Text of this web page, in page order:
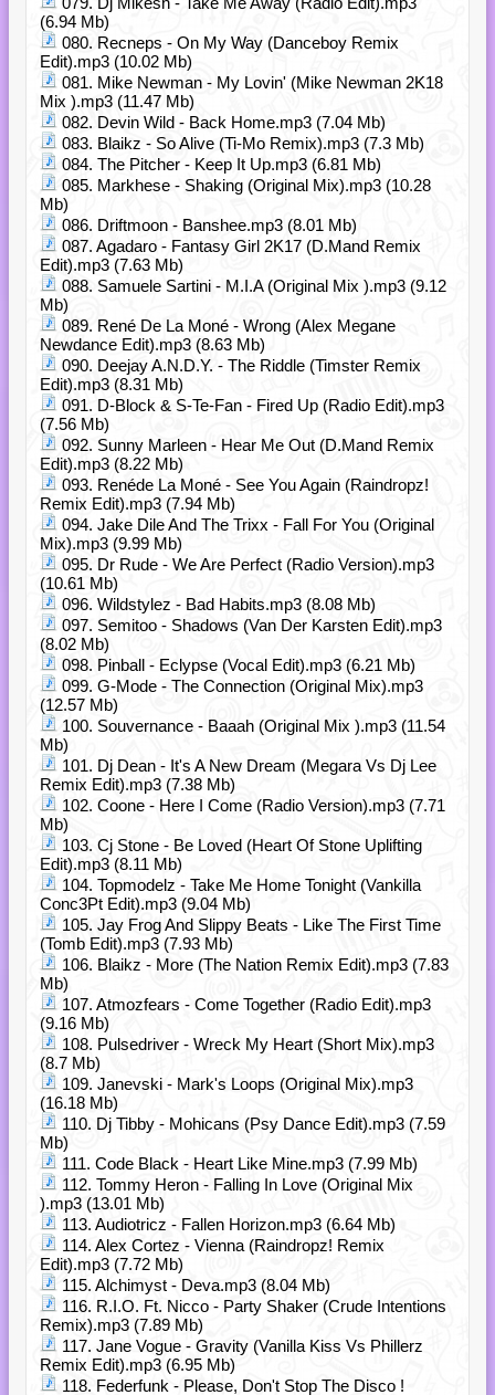
(6.94 Mb)
080. Recneps - On My Way (Danceboy Remix
Edit).mp3 (10.02 Mb)
081. Mike Newman - My Lovin' (Mike Newman 2K18
Mix ).mp3 (11.47 Mb)
082. Devin Wild - Back Home.mp3 (7.04 Mb)
083. Blaikz - So Alive (Ti-Mo Remix).mp3 (7.3 Mb)
084. The Pitcher - Keep It Up.mp3 (6.81 Mb)
085. Markhese - Shaking (Original Mix).mp3 (10.28
Mb)
086. Driftmoon - Banshee.mp3 (8.01 Mb)
087. Agadaro - Fantasy Girl 2K17 (D.Mand Remix
Edit).mp3 (7.63 Mb)
088. Samuele Sartini - M.I.A (Original Mix ).mp3 (9.12
Mb)
089. René De La Moné - Wrong (Alex Megane
Newdance Edit).mp3 (8.63 Mb)
090. Deejay A.N.D.Y. - The Riddle (Timster Remix
Edit).mp3 (8.31 Mb)
091. D-Block & S-Te-Fan - Fired Up (Radio Edit).mp3
(7.56 Mb)
092. Sunny Marleen - Hear Me Out (D.Mand Remix
Edit).mp3 (8.22 Mb)
093. Renéde La Moné - See You Again (Raindropz!
Remix Edit).mp3 (7.94 Mb)
094. Jake Dile And The Trixx - Fall For You (Original
Mix).mp3 (9.99 Mb)
095. Dr Rude - We Are Perfect (Radio Version).mp3
(10.61 Mb)
096. Wildstylez - Bad Habits.mp3 (8.08 Mb)
097. Semitoo - Shadows (Van Der Karsten Edit).mp3
(8.02 Mb)
098. Pinball - Eclypse (Vocal Edit).mp3 (6.21 Mb)
099. G-Mode - The Connection (Original Mix).mp3
(12.57 Mb)
100. Souvernance - Baaah (Original Mix ).mp3 (11.54
Mb)
101. Dj Dean - It's A New Dream (Megara Vs Dj Lee
Remix Edit).mp3 (7.38 Mb)
102. Coone - Here I Come (Radio Version).mp3 (7.71
Mb)
103. Cj Stone - Be Loved (Heart Of Stone Uplifting
Edit).mp3 (8.11 Mb)
104. Topmodelz - Take Me Home Tonight (Vankilla
Conc3Pt Edit).mp3 (9.04 Mb)
105. Jay Frog And Slippy Beats - Like The First Time
(Tomb Edit).mp3 (7.93 Mb)
106. Blaikz - More (The Nation Remix Edit).mp3 (7.83
Mb)
107. Atmozfears - Come Together (Radio Edit).mp3
(9.16 Mb)
108. Pulsedriver - Wreck My Heart (Short Mix).mp3
(8.7 Mb)
109. Janevski - Mark's Loops (Original Mix).mp3
(16.18 Mb)
110. Dj Tibby - Mohicans (Psy Dance Edit).mp3 (7.59
Mb)
111. Code Black - Heart Like Mine.mp3 (7.99 Mb)
112. Tommy Heron - Falling In Love (Original Mix
).mp3 (13.01 Mb)
113. Audiotricz - Fallen Horizon.mp3 (6.64 Mb)
114. Alex Cortez - Vienna (Raindropz! Remix
Edit).mp3 (7.72 Mb)
115. Alchimyst - Deva.mp3 (8.04 Mb)
116. R.I.O. Ft. Nicco - Party Shaker (Crude Intentions
Remix).mp3 (7.89 Mb)
117. Jane Vogue - Gravity (Vanilla Kiss Vs Phillerz
Remix Edit).mp3 (6.95 Mb)
118. Federfunk - Please, Don't Stop The Disco !